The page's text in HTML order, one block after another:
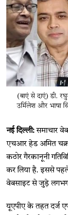
(बाएं से दाएं) डी.
उर्मिलेश और भाषा
नई दिल्ली:समाचार
एचआर हेड अमित
कठोर गैरकानूनी
कर लिया है. इससे
वेबसाइट से जुड़े लगभग
यूएपीए के तहत